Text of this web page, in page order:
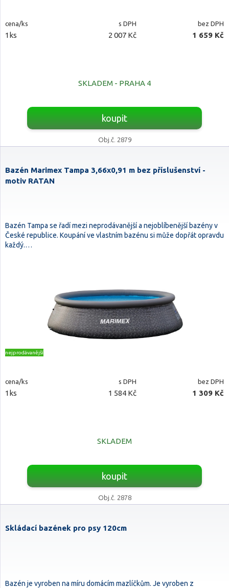
cena/ks s DPH bez DPH
1ks 2 007 Kč 1 659 Kč
SKLADEM - PRAHA 4
koupit
Obj.č. 2879
Bazén Marimex Tampa 3,66x0,91 m bez příslušenství -
motiv RATAN
Bazén Tampa se řadí mezi neprodávanější a nejoblíbenější bazény v
České republice. Koupání ve vlastním bazénu si může dopřát opravdu
každý.…
nejprodávanější
cena/ks s DPH bez DPH
1ks 1 584 Kč 1 309 Kč
SKLADEM
koupit
Obj.č. 2878
Skládací bazének pro psy 120cm
Bazén je vyroben na míru domácím mazlíčkům. Je vyroben z